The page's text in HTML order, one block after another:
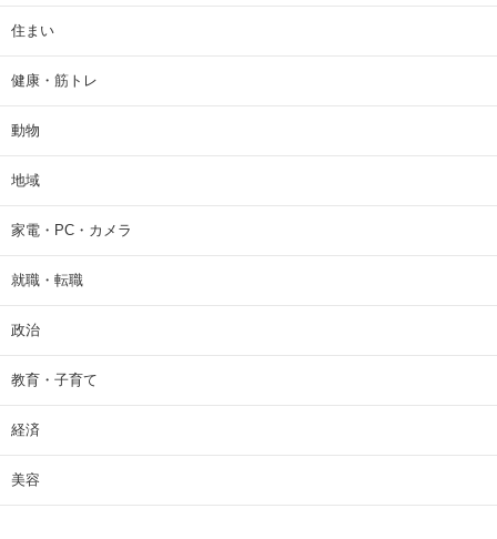
住まい
健康・筋トレ
動物
地域
家電・PC・カメラ
就職・転職
政治
教育・子育て
経済
美容